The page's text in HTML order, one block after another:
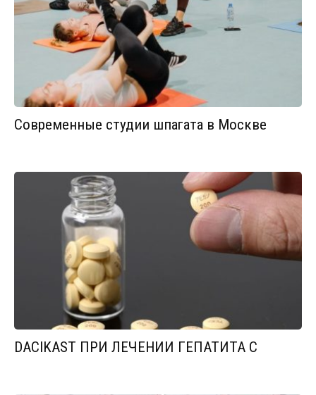
Современные студии шпагата в Москве
DACIKAST ПРИ ЛЕЧЕНИИ ГЕПАТИТА С